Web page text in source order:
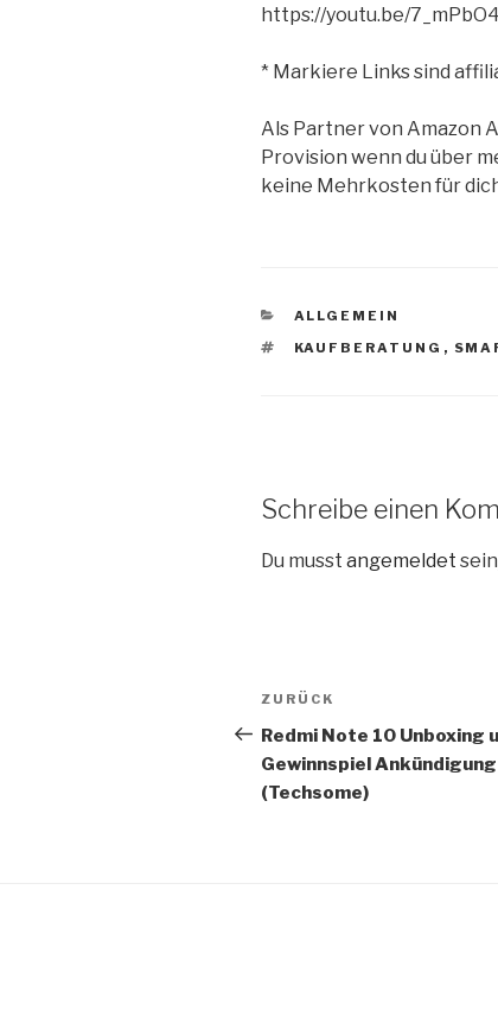
https://youtu.be/
* Markiere Links sind
Als Partner von Amazon
Provision wenn du über
keine Mehrkosten für
KATEGORIEN
ALLGEMEIN
SCHLAGWÖRTER
KAUFBERATUNG ,
Schreibe einen
Du musst angemeldet
Vorheriger
Beitrag
ZURÜCK
Redmi Note 10 Unboxing
Gewinnspiel Ankündigung
(Techsome)